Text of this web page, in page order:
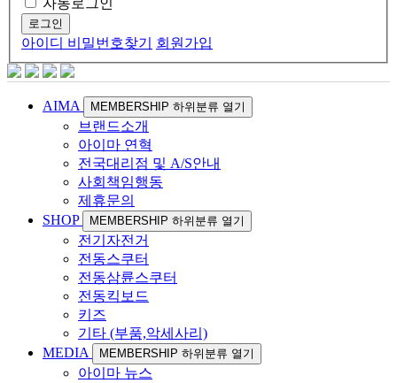
자동로그인
아이디 비밀번호찾기 회원가입
AIMA MEMBERSHIP 하위분류 열기
브랜드소개
아이마 연혁
전국대리점 및 A/S안내
사회책임행동
제휴문의
SHOP
MEMBERSHIP 하위분류 열기
전기자전거
전동스쿠터
전동삼륜스쿠터
전동킥보드
키즈
기타 (부품,악세사리)
MEDIA
MEMBERSHIP 하위분류 열기
아이마 뉴스